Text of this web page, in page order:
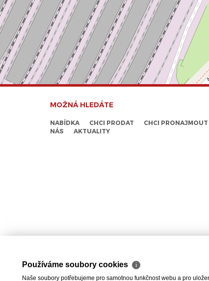
MOŽNÁ HLEDÁTE
NABÍDKA CHCI PRODAT CHCI PRONAJMOUT
NÁS
AKTUALITY
Používáme soubory cookies ℹ
Naše soubory potřebujeme pro samotnou funkčnost webu a pro